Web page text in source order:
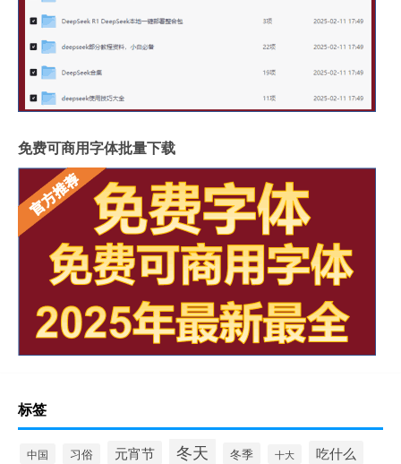
免费可商用字体批量下载
标签
中国 习俗 元宵节 冬天 冬季 十大 吃什么